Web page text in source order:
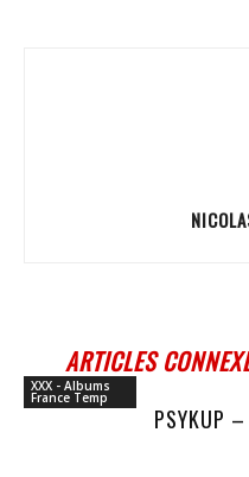
ARTICLES
XXX - Albums
France Temp
PSYKUP